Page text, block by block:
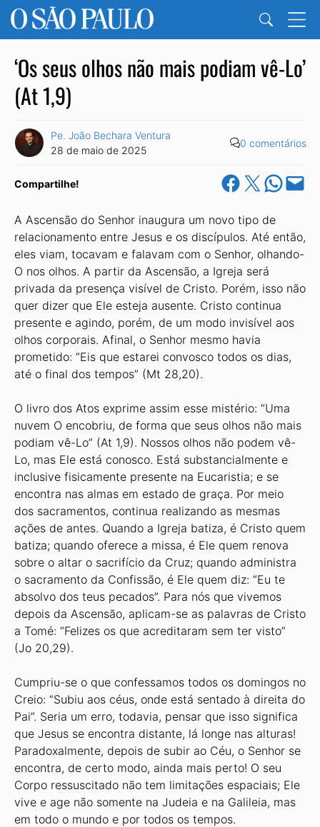
‘Os seus olhos não mais podiam vê-Lo’
(At 1,9)
Pe. João Bechara Ventura
28 de maio de 2025
0 comentários
Compartilhe! Share on Facebook
Share on X Share on
Email this
A Ascensão do Senhor inaugura um novo tipo de
relacionamento entre Jesus e os discípulos. Até então,
eles viam, tocavam e falavam com o Senhor, olhando-
O nos olhos. A partir da Ascensão, a Igreja será
privada da presença visível de Cristo. Porém, isso não
quer dizer que Ele esteja ausente. Cristo continua
presente e agindo, porém, de um modo invisível aos
olhos corporais. Afinal, o Senhor mesmo havia
prometido: “Eis que estarei convosco todos os dias,
até o final dos tempos” (Mt 28,20).
O livro dos Atos exprime assim esse mistério: “Uma
nuvem O encobriu, de forma que seus olhos não mais
podiam vê-Lo” (At 1,9). Nossos olhos não podem vê-
Lo, mas Ele está conosco. Está substancialmente e
inclusive fisicamente presente na Eucaristia; e se
encontra nas almas em estado de graça. Por meio
dos sacramentos, continua realizando as mesmas
ações de antes. Quando a Igreja batiza, é Cristo quem
batiza; quando oferece a missa, é Ele quem renova
sobre o altar o sacrifício da Cruz; quando administra
o sacramento da Confissão, é Ele quem diz: “Eu te
absolvo dos teus pecados”. Para nós que vivemos
depois da Ascensão, aplicam-se as palavras de Cristo
a Tomé: “Felizes os que acreditaram sem ter visto”
(Jo 20,29).
Cumpriu-se o que confessamos todos os domingos no
Creio: “Subiu aos céus, onde está sentado à direita do
Pai”. Seria um erro, todavia, pensar que isso significa
que Jesus se encontra distante, lá longe nas alturas!
Paradoxalmente, depois de subir ao Céu, o Senhor se
encontra, de certo modo, ainda mais perto! O seu
Corpo ressuscitado não tem limitações espaciais; Ele
vive e age não somente na Judeia e na Galileia, mas
em todo o mundo e por todos os tempos.